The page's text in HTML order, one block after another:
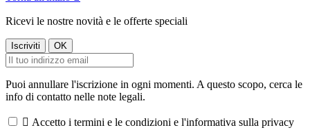
Ricevi le nostre novità e le offerte speciali
Puoi annullare l'iscrizione in ogni momenti. A questo scopo, cerca le
info di contatto nelle note legali.
 Accetto i termini e le condizioni e l'informativa sulla privacy